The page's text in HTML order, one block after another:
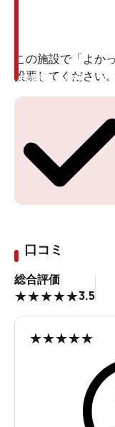
この施設で「よか
投票してください
投票ありがとうご
口コミ
総合評価
★★★★★3.5
★★★★★